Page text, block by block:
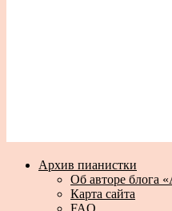
Архив пианистки
Об авторе блога
Карта сайта